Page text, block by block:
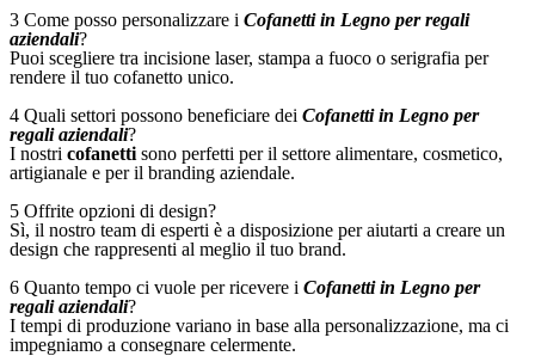
3 Come posso personalizzare i Cofanetti in Legno per regali
aziendali?
Puoi scegliere tra incisione laser, stampa a fuoco o serigrafia per
rendere il tuo cofanetto unico.
4 Quali settori possono beneficiare dei Cofanetti in Legno per
regali aziendali?
I nostri cofanetti sono perfetti per il settore alimentare, cosmetico,
artigianale e per il branding aziendale.
5 Offrite opzioni di design?
Sì, il nostro team di esperti è a disposizione per aiutarti a creare un
design che rappresenti al meglio il tuo brand.
6 Quanto tempo ci vuole per ricevere i Cofanetti in Legno per
regali aziendali?
I tempi di produzione variano in base alla personalizzazione, ma ci
impegniamo a consegnare celermente.